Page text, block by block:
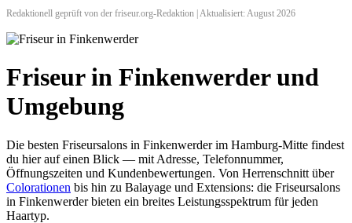
Redaktionell geprüft von der friseur.org-Redaktion | Aktualisiert: August 2026
Friseur in Finkenwerder und
Umgebung
Die besten Friseursalons in Finkenwerder im Hamburg-Mitte findest
du hier auf einen Blick — mit Adresse, Telefonnummer,
Öffnungszeiten und Kundenbewertungen. Von Herrenschnitt über
Colorationen bis hin zu Balayage und Extensions: die Friseursalons
in Finkenwerder bieten ein breites Leistungsspektrum für jeden
Haartyp.